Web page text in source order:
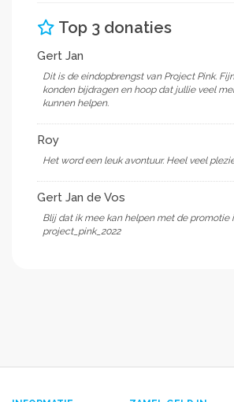
Top 3 donaties
Gert Jan
Dit is de eindopbrengst van Project Pink.
konden bijdragen en hoop dat jullie veel
kunnen helpen.
Roy
Het word een leuk avontuur. Heel veel
Gert Jan de Vos
Blij dat ik mee kan helpen met de promotie
project_pink_2022